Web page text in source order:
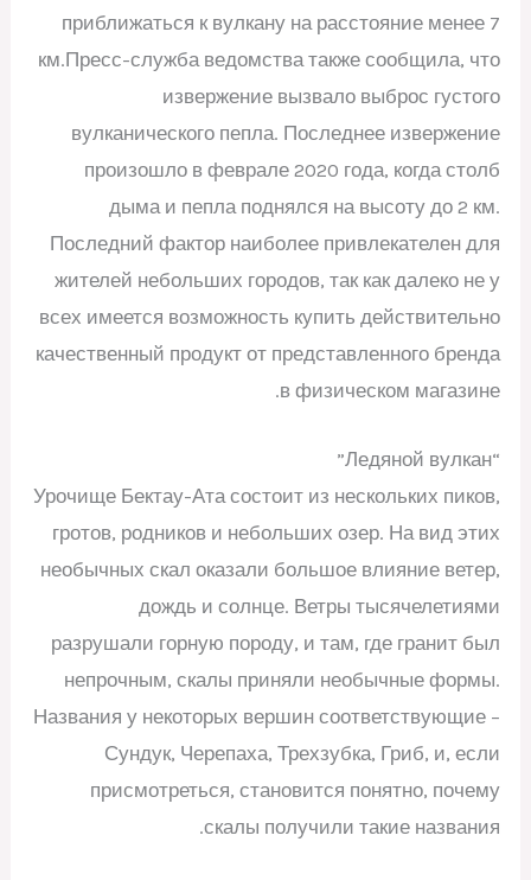
приближаться к вулкану на расстояние менее 7
км.Пресс-служба ведомства также сообщила, что
извержение вызвало выброс густого
вулканического пепла. Последнее извержение
произошло в феврале 2020 года, когда столб
дыма и пепла поднялся на высоту до 2 км.
Последний фактор наиболее привлекателен для
жителей небольших городов, так как далеко не у
всех имеется возможность купить действительно
качественный продукт от представленного бренда
в физическом магазине.
“Ледяной вулкан”
Урочище Бектау-Ата состоит из нескольких пиков,
гротов, родников и небольших озер. На вид этих
необычных скал оказали большое влияние ветер,
дождь и солнце. Ветры тысячелетиями
разрушали горную породу, и там, где гранит был
непрочным, скалы приняли необычные формы.
Названия у некоторых вершин соответствующие –
Сундук, Черепаха, Трехзубка, Гриб, и, если
присмотреться, становится понятно, почему
скалы получили такие названия.